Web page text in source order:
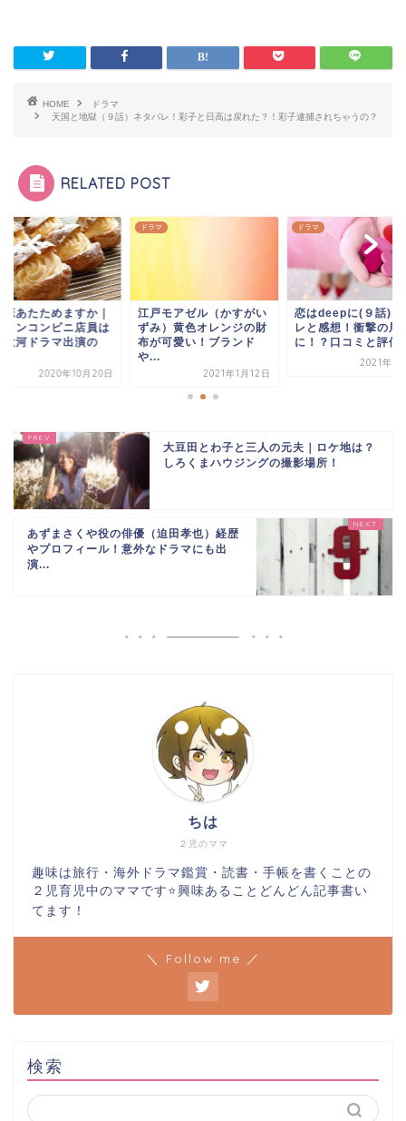
HOME
ドラマ
天国と地獄（９話）ネタバレ！彩子と日高は戻れた？！彩子逮捕されちゃうの？
RELATED POST
恋あたためますか｜
メンコンビニ店員は
大河ドラマ出演の
2020年10月20日
ドラマ
江戸モアゼル（かすがい
ずみ）黄色オレンジの財
布が可愛い！ブランド
や...
2021年1月12日
ドラマ
恋はdeepに(９話)ネ
レと感想！衝撃の展
に！？口コミと評価
2021年3
大豆田とわ子と三人の元夫｜ロケ地は？
しろくまハウジングの撮影場所！
あずまさくや役の俳優（迫田孝也）経歴
やプロフィール！意外なドラマにも出
演...
２児のママ
ちは
趣味は旅行・海外ドラマ鑑賞・読書・手帳を書くことの
２児育児中のママです⭐️興味あることどんどん記事書い
てます！
＼ Follow me ／
検索